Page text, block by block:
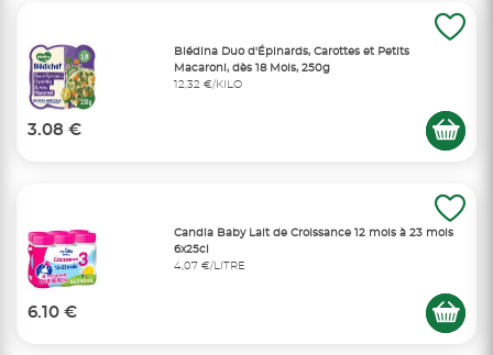
Blédina Duo d'Épinards, Carottes et Petits
Macaroni, dès 18 Mois, 250g
12,32 €/KILO
3.08 €
Candia Baby Lait de Croissance 12 mois à 23 mois
6x25cl
4,07 €/LITRE
6.10 €